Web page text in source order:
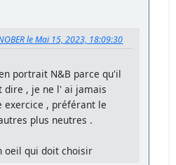
le Mai 15, 2023, 18:09:30
portrait N&B parce qu'il
dire , je ne l' ai jamais
exercice , préférant le
plus neutres .
oeil qui doit choisir